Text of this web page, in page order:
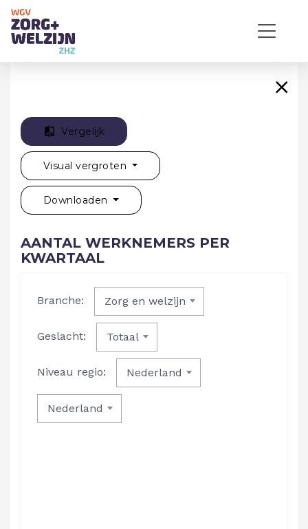
Vergelijk
Visual vergroten
Downloaden
AANTAL WERKNEMERS PER
KWARTAAL